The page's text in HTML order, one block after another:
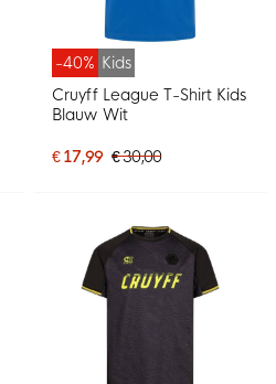
-40% Kids
Cruyff League T-Shirt Kids
Blauw Wit
€ 17,99 € 30,00